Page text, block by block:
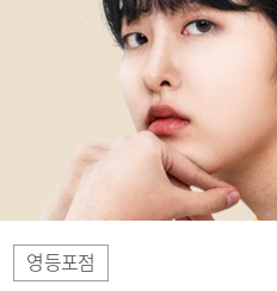
영등포점